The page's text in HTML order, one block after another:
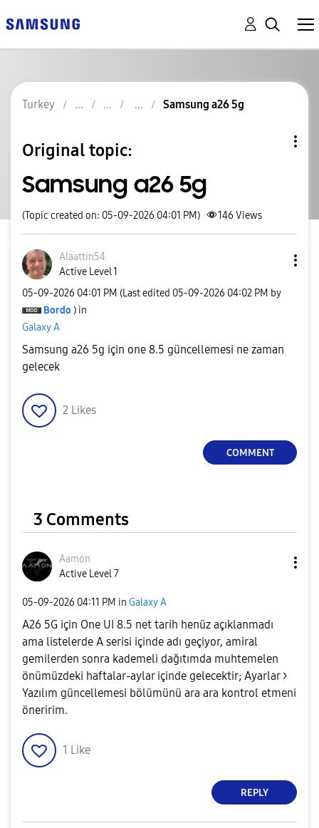
Turkey Samsung a26 5g
Original topic:
Samsung a26 5g
(Topic created on: 05-09-2026 04:01 PM) 146 Views
Alaattin54
Active Level 1
‎05-09-2026 04:01 PM (Last edited ‎05-09-2026 04:02 PM by
Bordo ) in
Galaxy A
Samsung a26 5g için one 8.5 güncellemesi ne zaman
gelecek
2 Likes
COMMENT
3 Comments
Aamon
Active Level 7
‎05-09-2026 04:11 PM in Galaxy A
A26 5G için One UI 8.5 net tarih henüz açıklanmadı
ama listelerde A serisi içinde adı geçiyor, amiral
gemilerden sonra kademeli dağıtımda muhtemelen
önümüzdeki haftalar‑aylar içinde gelecektir; Ayarlar >
Yazılım güncellemesi bölümünü ara ara kontrol etmeni
öneririm.
1 Like
REPLY